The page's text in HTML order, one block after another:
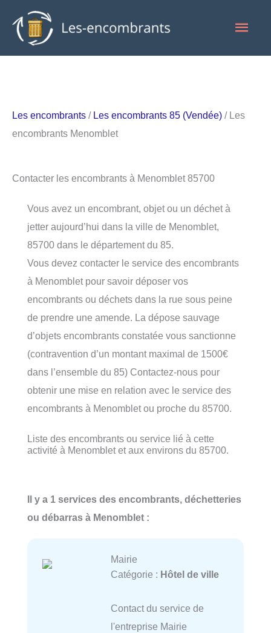
contenu
Les encombrants / Les encombrants 85 (Vendée) / Les
encombrants Menomblet
Contacter les encombrants à Menomblet 85700
Vous avez un encombrant, objet ou un déchet à
jetter aujourd’hui dans la ville de Menomblet,
85700 dans le département du 85.
Vous devez contacter le service des encombrants
à Menomblet pour savoir déposer vos
encombrants ou déchets dans la rue sous peine
de prendre une amende. La dépose sauvage
d’objets encombrants constatée vous sanctionne
(contravention d’un montant maximal de 1500€
dans l’ensemble du 85) Contactez-nous pour
obtenir une mise en relation avec le service des
encombrants à Menomblet ou proche du 85700.
Liste des encombrants ou service lié à cette
activité à Menomblet et aux environs du 85700.
Il y a 1 services des encombrants, déchetteries
ou débarras à Menomblet :
Mairie
Catégorie : Hôtel de ville
Contact du service de
l'entreprise Mairie